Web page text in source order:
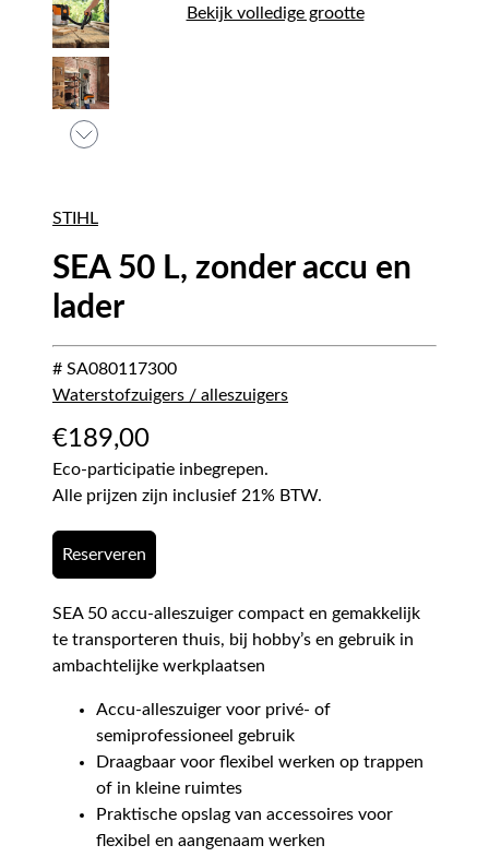
Bekijk volledige grootte
STIHL
SEA 50 L, zonder accu en
lader
# SA080117300
Waterstofzuigers / alleszuigers
€189,00
Eco-participatie inbegrepen.
Alle prijzen zijn inclusief 21% BTW.
Reserveren
SEA 50 accu-alleszuiger compact en gemakkelijk
te transporteren thuis, bij hobby’s en gebruik in
ambachtelijke werkplaatsen
Accu-alleszuiger voor privé- of
semiprofessioneel gebruik
Draagbaar voor flexibel werken op trappen
of in kleine ruimtes
Praktische opslag van accessoires voor
flexibel en aangenaam werken